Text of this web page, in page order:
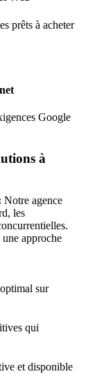
prêts à acheter
Google
à
Notre agence
, les
approche
sur
qui
et disponible